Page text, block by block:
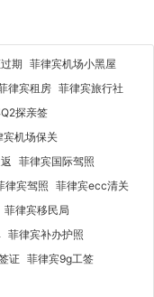
期 菲律宾机场小黑屋
律宾租房 菲律宾旅行社
探亲签
宾机场保关
菲律宾国际驾照
律宾驾照 菲律宾ecc清关
菲律宾移民局
菲律宾补办护照
证 菲律宾9g工签